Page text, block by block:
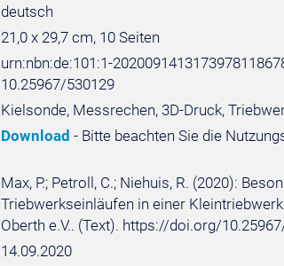
deutsch
21,0 x 29,7 cm, 10 Seiten
urn:nbn:de:101:1-
10.25967/530129
Kielsonde, Messrechen, 3D-Druck,
Download - Bitte beachten Sie die
Max, P.; Petroll, C.; Niehuis, R. (2020):
Triebwerkseinläufen in einer
Oberth e.V.. (Text). https://doi.org/
14.09.2020